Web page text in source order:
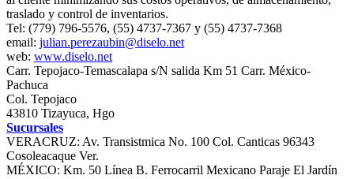
traslado y control de inventarios.
Tel: (779) 796-5576, (55) 4737-7367 y (55) 4737-7368
email: julian.perezaubin@diselo.net
web: www.diselo.net
Carr. Tepojaco-Temascalapa s/N salida Km 51 Carr. México-
Pachuca
Col. Tepojaco
43810 Tizayuca, Hgo
Sucursales
VERACRUZ: Av. Transistmica No. 100 Col. Canticas 96343
Cosoleacaque Ver.
MÉXICO: Km. 50 Línea B. Ferrocarril Mexicano Paraje El Jardín